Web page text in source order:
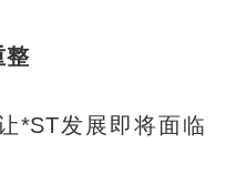
整
*ST发展即将面临